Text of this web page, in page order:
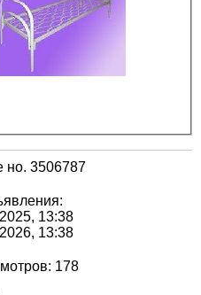
но. 3506787
13:38
13:38
178